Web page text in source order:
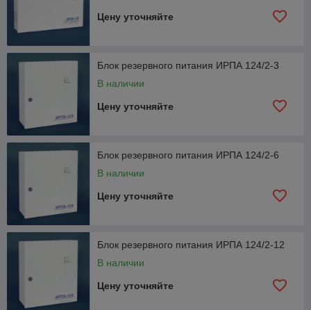
Цену уточняйте
Блок резервного питания ИРПА 124/2-3
В наличии
Цену уточняйте
Блок резервного питания ИРПА 124/2-6
В наличии
Цену уточняйте
Блок резервного питания ИРПА 124/2-12
В наличии
Цену уточняйте